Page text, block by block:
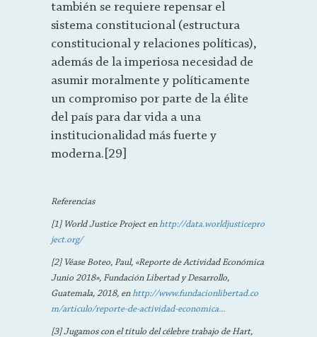
también se requiere repensar el
sistema constitucional (estructura
constitucional y relaciones políticas),
además de la imperiosa necesidad de
asumir moralmente y políticamente
un compromiso por parte de la élite
del país para dar vida a una
institucionalidad más fuerte y
moderna.[29]
Referencias
[1] World Justice Project enhttp://data.worldjusticepro
ject.org/
[2] Véase Boteo, Paul, «Reporte de Actividad Económica
Junio 2018», Fundación Libertad y Desarrollo,
Guatemala, 2018, enhttp://www.fundacionlibertad.co
m/articulo/reporte-de-actividad-economica...
[3] Jugamos con el título del célebre trabajo de Hart,